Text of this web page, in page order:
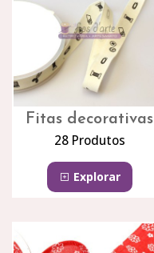
Fitas decorativas
28 Produtos
Explorar